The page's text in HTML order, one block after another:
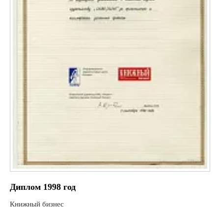
Диплом 1998 год
Книжный бизнес